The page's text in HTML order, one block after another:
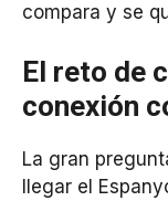
compara y se
El reto de
conexión
La gran
llegar el